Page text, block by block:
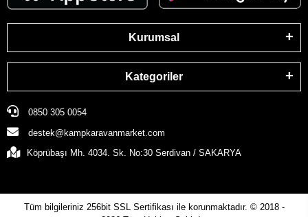
Kurumsal
Kategoriler
0850 305 0054
destek@kampkaravanmarket.com
Köprübaşı Mh. 4034. Sk. No:30 Serdivan / SAKARYA
Tüm bilgileriniz 256bit SSL Sertifikası ile korunmaktadır. © 2018 -